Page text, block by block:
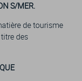
S/MER.
de tourisme
des